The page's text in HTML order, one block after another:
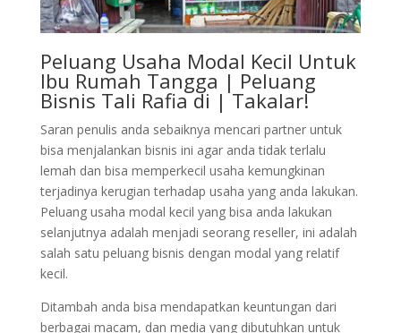
Peluang Usaha Modal Kecil Untuk
Ibu Rumah Tangga | Peluang
Bisnis Tali Rafia di | Takalar!
Saran penulis anda sebaiknya mencari partner untuk
bisa menjalankan bisnis ini agar anda tidak terlalu
lemah dan bisa memperkecil usaha kemungkinan
terjadinya kerugian terhadap usaha yang anda lakukan.
Peluang usaha modal kecil yang bisa anda lakukan
selanjutnya adalah menjadi seorang reseller, ini adalah
salah satu peluang bisnis dengan modal yang relatif
kecil.
Ditambah anda bisa mendapatkan keuntungan dari
berbagai macam, dan media yang dibutuhkan untuk